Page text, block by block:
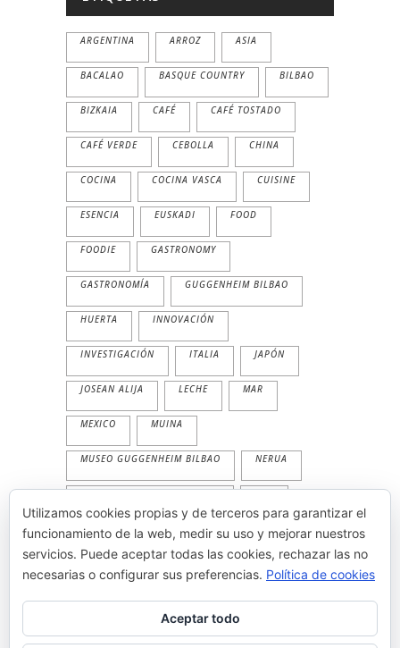
ARGENTINA ARROZ ASIA
BACALAO BASQUE COUNTRY BILBAO
BIZKAIA CAFÉ CAFÉ TOSTADO
CAFÉ VERDE CEBOLLA CHINA
COCINA COCINA VASCA CUISINE
ESENCIA EUSKADI FOOD
FOODIE GASTRONOMY
GASTRONOMÍA GUGGENHEIM BILBAO
HUERTA INNOVACIÓN
INVESTIGACIÓN ITALIA JAPÓN
JOSEAN ALIJA LECHE MAR
MEXICO MUINA
MUSEO GUGGENHEIM BILBAO NERUA
NERUA GUGGENHEIM BILBAO PAN
PESCADO PLANTA
PRODUCTOS TEMPORALIDAD
Utilizamos cookies propias y de terceros para garantizar el
funcionamiento de la web, medir su uso y mejorar nuestros
servicios. Puede aceptar todas las cookies, rechazar las no
necesarias o configurar sus preferencias. Política de cookies
Aceptar todo